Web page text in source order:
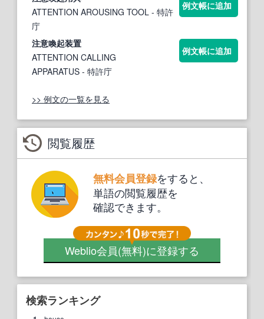
ATTENTION AROUSING TOOL - 特許
庁
例文帳に追加
注意喚起装置
ATTENTION CALLING
APPARATUS - 特許庁
例文帳に追加
>> 例文の一覧を見る
閲覧履歴
無料会員登録をすると、
単語の閲覧履歴を
確認できます。
Weblio会員(無料)に登録する
検索ランキング